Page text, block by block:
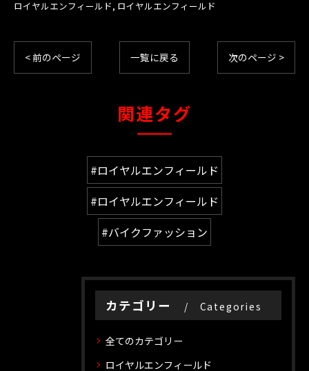
ロイヤルエンフィールド ロイヤルエンフィールド
< 前のページ 一覧に戻る 次のページ >
関連タグ
#ロイヤルエンフィールド
#ロイヤルエンフィールド
#バイクファッション
カテゴリー Categories
全てのカテゴリー
ロイヤルエンフィールド